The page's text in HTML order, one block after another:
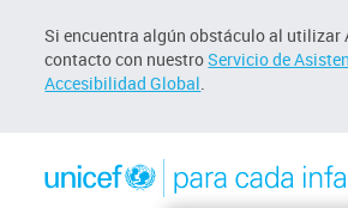
Si encuentra algún obstáculo al utilizar
contacto con nuestroServicio de
Accesibilidad Global